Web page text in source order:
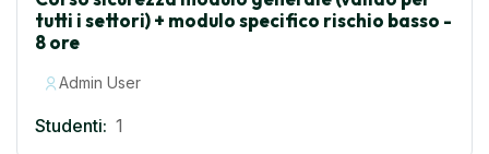
tutti i settori) + modulo specifico rischio basso -
8 ore
Admin User
Studenti: 1